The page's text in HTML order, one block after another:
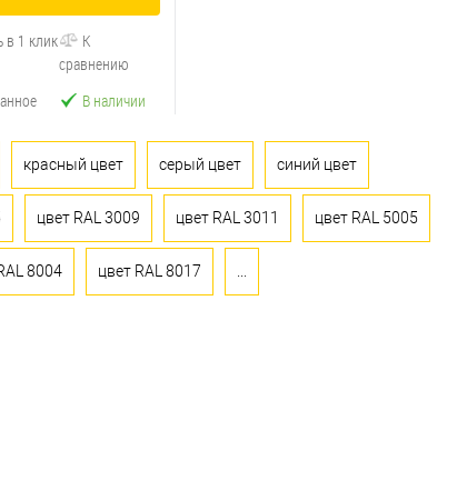
в 1 клик
К
сравнению
В наличии
красный цвет серый цвет синий цвет
цвет RAL 3009 цвет RAL 3011 цвет RAL 5005
8004 цвет RAL 8017 ...